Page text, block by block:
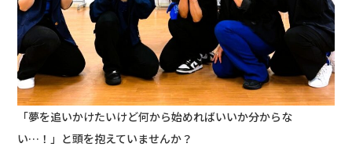
「夢を追いかけたいけど何から始めればいいか分からな
い…！」と頭を抱えていませんか？